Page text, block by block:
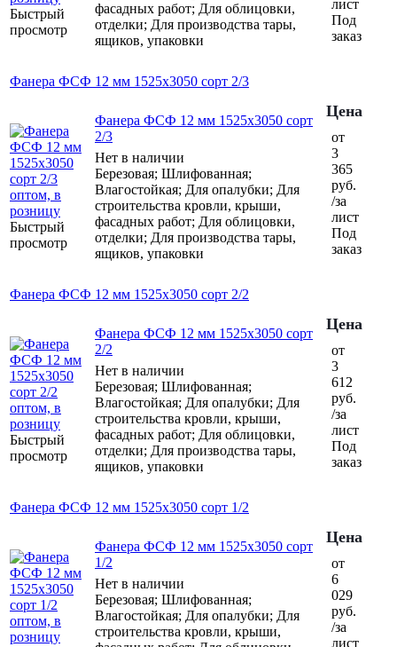
Быстрый
просмотр
фасадных работ; Для облицовки,
отделки; Для производства тары,
ящиков, упаковки
лист
Под
заказ
Фанера ФСФ 12 мм 1525х3050 сорт 2/3
Быстрый
просмотр
Фанера ФСФ 12 мм 1525х3050 сорт
2/3
Нет в наличии
Березовая; Шлифованная;
Влагостойкая; Для опалубки; Для
строительства кровли, крыши,
фасадных работ; Для облицовки,
отделки; Для производства тары,
ящиков, упаковки
Цена
от
3
365
руб.
/за
лист
Под
заказ
Фанера ФСФ 12 мм 1525х3050 сорт 2/2
Быстрый
просмотр
Фанера ФСФ 12 мм 1525х3050 сорт
2/2
Нет в наличии
Березовая; Шлифованная;
Влагостойкая; Для опалубки; Для
строительства кровли, крыши,
фасадных работ; Для облицовки,
отделки; Для производства тары,
ящиков, упаковки
Цена
от
3
612
руб.
/за
лист
Под
заказ
Фанера ФСФ 12 мм 1525х3050 сорт 1/2
Фанера ФСФ 12 мм 1525х3050 сорт
1/2
Нет в наличии
Березовая; Шлифованная;
Влагостойкая; Для опалубки; Для
строительства кровли, крыши,
Цена
от
6
029
руб.
/за
лист